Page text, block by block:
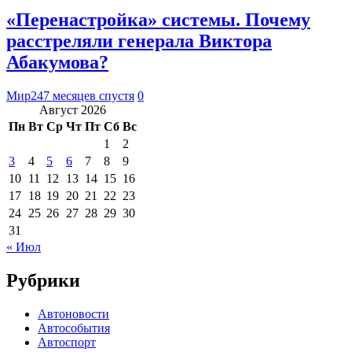
«Перенастройка» системы. Почему
расстреляли генерала Виктора
Абакумова?
Мир247 месяцев спустя 0
Август 2026
Пн Вт Ср Чт Пт Сб Вс
1
2
3
4 5 6 7 8
9
10 11 12 13 14 15 16
17 18 19 20 21 22 23
24 25 26 27 28 29 30
31
« Июл
Рубрики
Автоновости
Автособытия
Автоспорт